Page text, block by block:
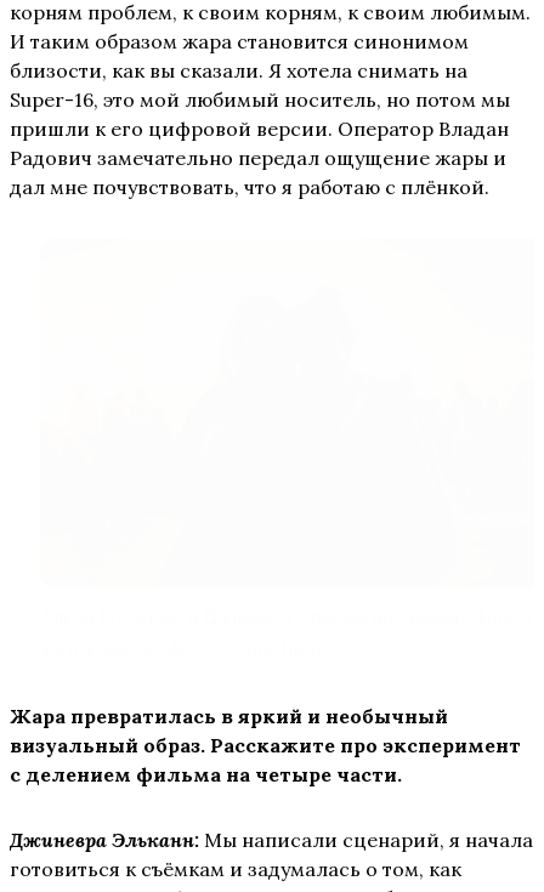
корням проблем, к своим корням, к своим любимым.
И таким образом жара становится синонимом
близости, как вы сказали. Я хотела снимать на
Super-16, это мой любимый носитель, но потом мы
пришли к его цифровой версии. Оператор Владан
Радович замечательно передал ощущение жары и
дал мне почувствовать, что я работаю с плёнкой.
Жара превратилась в яркий и необычный
визуальный образ. Расскажите про эксперимент
с делением фильма на четыре части.
Джиневра Эльканн: Мы написали сценарий, я начала
готовиться к съёмкам и задумалась о том, как